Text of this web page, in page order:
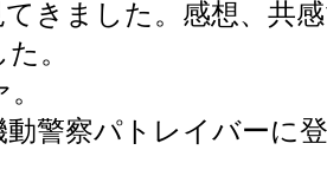
きました。感想、共
。
警察パトレイバーに